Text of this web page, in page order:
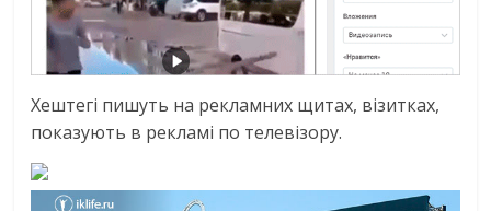
Хештегі пишуть на рекламних щитах, візитках,
показують в рекламі по телевізору.